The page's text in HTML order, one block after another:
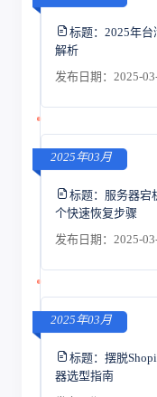
标题： 2025年台
解析
发布日期：2025-
2025年03月
标题： 服务器宕
个快速恢复步骤
发布日期：2025-
2025年03月
标题： 摆脱
器选型指南